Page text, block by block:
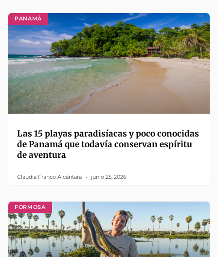
PANAMÁ
Las 15 playas paradisíacas y poco conocidas
de Panamá que todavía conservan espíritu
de aventura
Claudia Franco Alcántara junio 25, 2026
FORMOSA